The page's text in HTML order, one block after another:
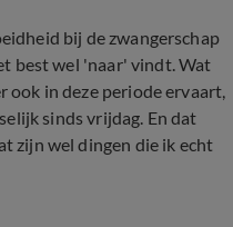
bij de zwangerschap
best wel 'naar' vindt. Wat
ook in deze periode ervaart,
sinds vrijdag. En dat
zijn wel dingen die ik echt